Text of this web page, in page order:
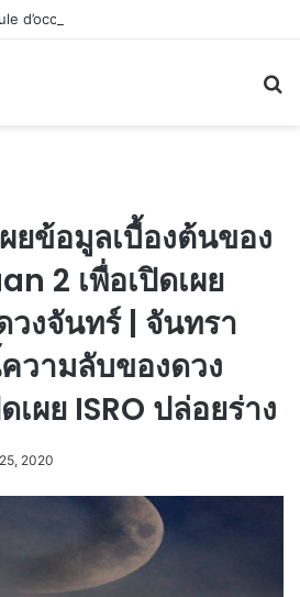
d’occasion en plein essor
ผยข้อมูลเบื้องต้นของ
2 เพื่อเปิดเผย
งจันทร์ | จันทรา
วามลับของดวง
เผย ISRO ปล่อยร่าง
2020